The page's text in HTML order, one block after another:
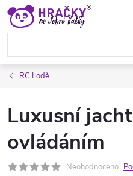
Přejít
obsah
RC Lodě
Luxusní
ovládáním
Neohodnoceno